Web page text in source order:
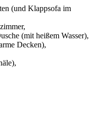
(und Klappsofa im
(mit heißem Wasser),
Decken),